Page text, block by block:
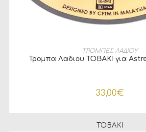
ΠΡΟΣΘΉΚΗ ΣΤΟ
ΤΡΟΜΠΕΣ ΛΑΔΙΟΥ
Τρομπα Λαδιου TOBAKI για
33,00€
TOBAKI